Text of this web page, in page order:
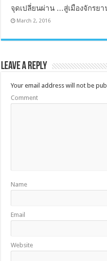
จุดเปลี่ยนผ่าน …สู่เมืองจักรยา
March 2, 2016
Leave a Reply
Your email address will not be
Comment
Name
Email
Website